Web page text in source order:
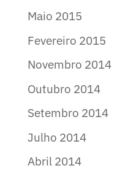
Maio 2015
Fevereiro 2015
Novembro 2014
Outubro 2014
Setembro 2014
Julho 2014
Abril 2014